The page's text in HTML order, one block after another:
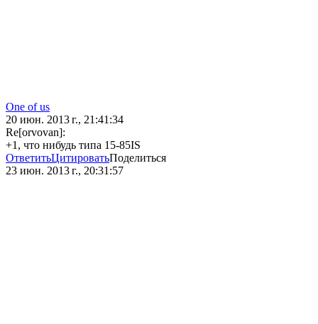
One of us
20 июн. 2013 г., 21:41:34
Re[orvovan]:
+1, что нибудь типа 15-85IS
ОтветитьЦитироватьПоделиться
23 июн. 2013 г., 20:31:57